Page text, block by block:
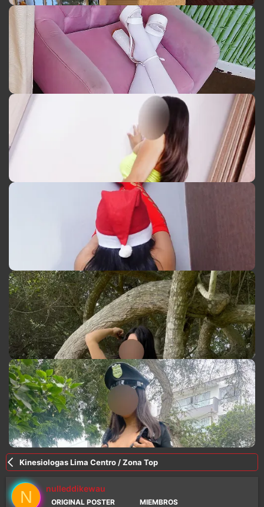
Kinesiologas Lima Centro / Zona Top
N nulleddikewau
ORIGINAL POSTER MIEMBROS